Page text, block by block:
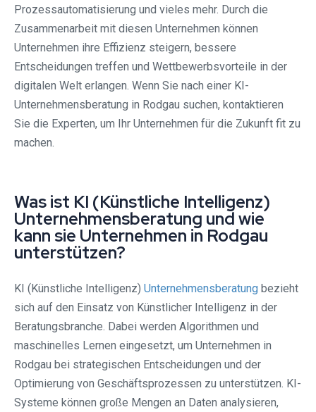
Prozessautomatisierung und vieles mehr. Durch die
Zusammenarbeit mit diesen Unternehmen können
Unternehmen ihre Effizienz steigern, bessere
Entscheidungen treffen und Wettbewerbsvorteile in der
digitalen Welt erlangen. Wenn Sie nach einer KI-
Unternehmensberatung in Rodgau suchen, kontaktieren
Sie die Experten, um Ihr Unternehmen für die Zukunft fit zu
machen.
Was ist KI (Künstliche Intelligenz)
Unternehmensberatung und wie
kann sie Unternehmen in Rodgau
unterstützen?
KI (Künstliche Intelligenz) Unternehmensberatung bezieht
sich auf den Einsatz von Künstlicher Intelligenz in der
Beratungsbranche. Dabei werden Algorithmen und
maschinelles Lernen eingesetzt, um Unternehmen in
Rodgau bei strategischen Entscheidungen und der
Optimierung von Geschäftsprozessen zu unterstützen. KI-
Systeme können große Mengen an Daten analysieren,